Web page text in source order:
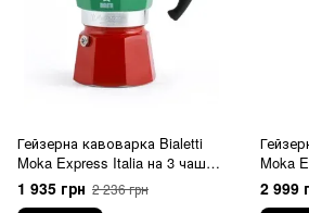
Гейзерна кавоварка Bialetti
Moka Express Italia на 3 чашки
кольорова (130 мл)
1 935 грн 2 236 грн
Moka
2 999